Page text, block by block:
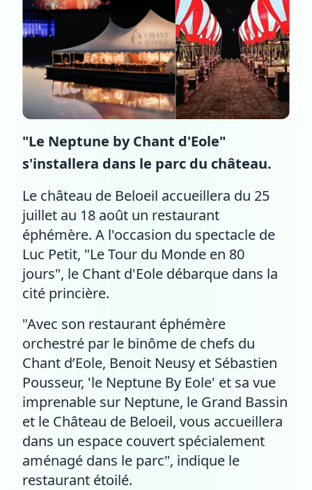
"Le Neptune by Chant d'Eole"
s'installera dans le parc du château.
Le château de Beloeil accueillera du 25
juillet au 18 août un restaurant
éphémère. A l'occasion du spectacle de
Luc Petit, "Le Tour du Monde en 80
jours", le Chant d'Eole débarque dans la
cité princière.
"Avec son restaurant éphémère
orchestré par le binôme de chefs du
Chant d’Eole, Benoit Neusy et Sébastien
Pousseur, 'le Neptune By Eole' et sa vue
imprenable sur Neptune, le Grand Bassin
et le Château de Beloeil, vous accueillera
dans un espace couvert spécialement
aménagé dans le parc", indique le
restaurant étoilé.